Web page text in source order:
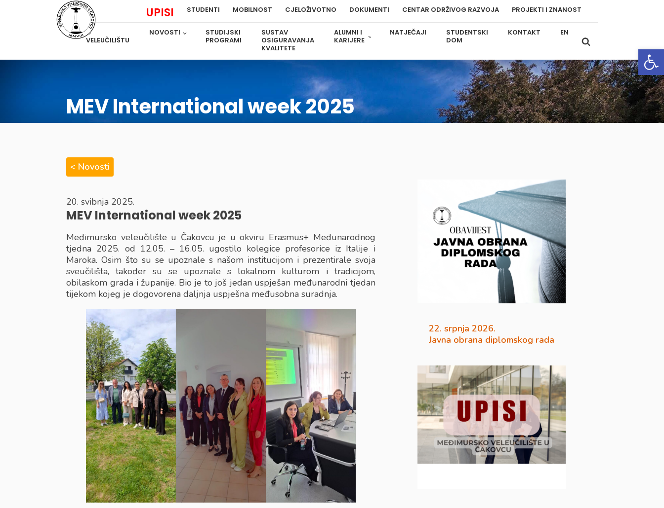
UPISI STUDENTI MOBILNOST CJELOŽIVOTNO DOKUMENTI CENTAR ODRŽIVOG RAZVOJA PROJEKTI I ZNANOST
O
VELEUČILIŠTU
NOVOSTI
STUDIJSKI
PROGRAMI
SUSTAV
OSIGURAVANJA
KVALITETE
ALUMNI I
KARIJERE
NATJEČAJI
STUDENTSKI
DOM
KONTAKT EN
MEV International week 2025
< Novosti
20. svibnja 2025.
MEV International week 2025
Međimursko veleučilište u Čakovcu je u okviru Erasmus+ Međunarodnog
tjedna 2025. od 12.05. – 16.05. ugostilo kolegice profesorice iz Italije i
Maroka. Osim što su se upoznale s našom institucijom i prezentirale svoja
sveučilišta, također su se upoznale s lokalnom kulturom i tradicijom,
obilaskom grada i županije. Bio je to još jedan uspješan međunarodni tjedan
tijekom kojeg je dogovorena daljnja uspješna međusobna suradnja.
22. srpnja 2026.
Javna obrana diplomskog rada